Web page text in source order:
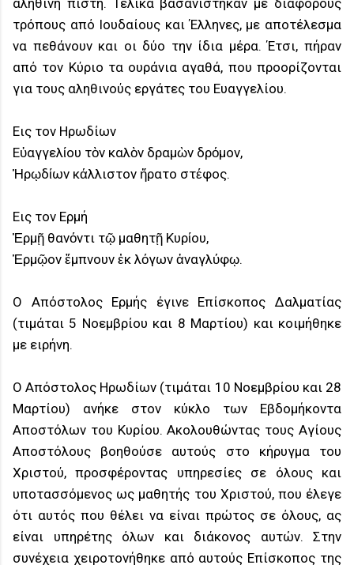
αληθινή πίστη. Τελικά βασανίστηκαν με διάφορους
τρόπους από Ιουδαίους και Έλληνες, με αποτέλεσμα
να πεθάνουν και οι δύο την ίδια μέρα. Έτσι, πήραν
από τον Κύριο τα ουράνια αγαθά, που προορίζονται
για τους αληθινούς εργάτες του Ευαγγελίου.
Eις τον Ηρωδίων
Εὐαγγελίου τὸν καλὸν δραμὼν δρόμον,
Ἡρῳδίων κάλλιστον ἤρατο στέφος.
Eις τον Ερμή
Ἑρμῇ θανόντι τῷ μαθητῇ Κυρίου,
Ἑρμῷον ἔμπνουν ἐκ λόγων ἀναγλύφῳ.
Ο Απόστολος Ερμής έγινε Επίσκοπος Δαλματίας
(τιμάται 5 Nοεμβρίου και 8 Mαρτίου) και κοιμήθηκε
με ειρήνη.
Ο Απόστολος Ηρωδίων (τιμάται 10 Nοεμβρίου και 28
Mαρτίου) ανήκε στον κύκλο των Εβδομήκοντα
Αποστόλων του Κυρίου. Ακολουθώντας τους Αγίους
Αποστόλους βοηθούσε αυτούς στο κήρυγμα του
Χριστού, προσφέροντας υπηρεσίες σε όλους και
υποτασσόμενος ως μαθητής του Χριστού, που έλεγε
ότι αυτός που θέλει να είναι πρώτος σε όλους, ας
είναι υπηρέτης όλων και διάκονος αυτών. Στην
συνέχεια χειροτονήθηκε από αυτούς Επίσκοπος της